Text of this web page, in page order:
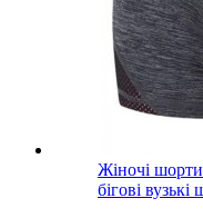
Жіночі
бігові вузькі